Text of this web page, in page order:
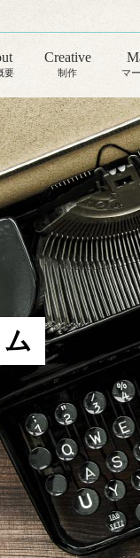
要
Creative
制作
Photo
写真
Movie
動画
Streaming
動画配信
Design
デザイン
Webpage
ウェブページ
System
システム
マ
SNS
イン
御社マ
マ